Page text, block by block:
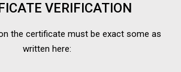
VERIFICATION
the certificate must be exact some as
written here: